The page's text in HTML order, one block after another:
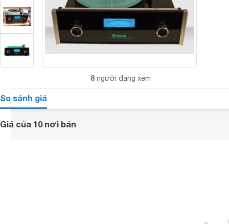
8 người đang xem
So sánh giá
Giá của 10 nơi bán